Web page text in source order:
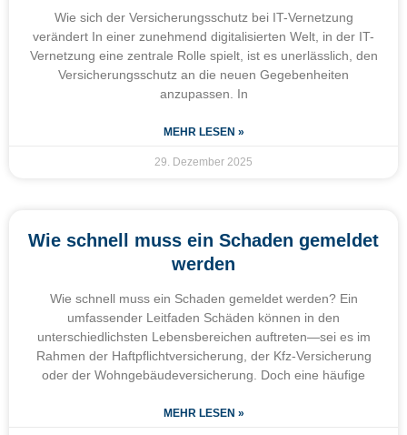
Wie sich der Versicherungsschutz bei IT-Vernetzung
verändert In einer zunehmend digitalisierten Welt, in der IT-
Vernetzung eine zentrale Rolle spielt, ist es unerlässlich, den
Versicherungsschutz an die neuen Gegebenheiten
anzupassen. In
MEHR LESEN »
29. Dezember 2025
Wie schnell muss ein Schaden gemeldet
werden
Wie schnell muss ein Schaden gemeldet werden? Ein
umfassender Leitfaden Schäden können in den
unterschiedlichsten Lebensbereichen auftreten—sei es im
Rahmen der Haftpflichtversicherung, der Kfz-Versicherung
oder der Wohngebäudeversicherung. Doch eine häufige
MEHR LESEN »